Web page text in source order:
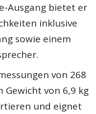
Ausgang bietet er
inklusive
sowie einem
von 268
Gewicht von 6,9 kg
und eignet